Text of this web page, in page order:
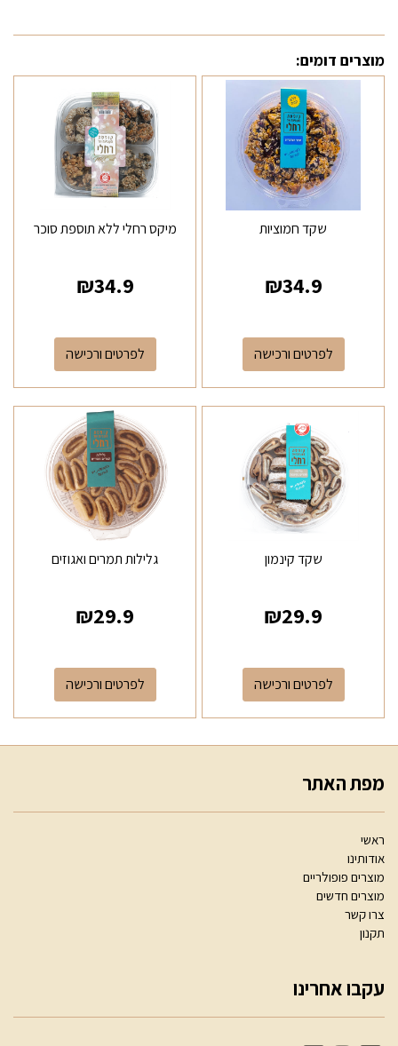
מוצרים דומים:
שקד חמוציות
₪34.9
לפרטים ורכישה
מיקס רחלי ללא תוספת סוכר
₪34.9
לפרטים ורכישה
שקד קינמון
₪29.9
לפרטים ורכישה
גלילות תמרים ואגוזים
₪29.9
לפרטים ורכישה
מפת האתר
ראשי
אודותינו
מוצרים פופולריים
מוצרים חדשים
צרו קשר
תקנון
עקבו אחרינו